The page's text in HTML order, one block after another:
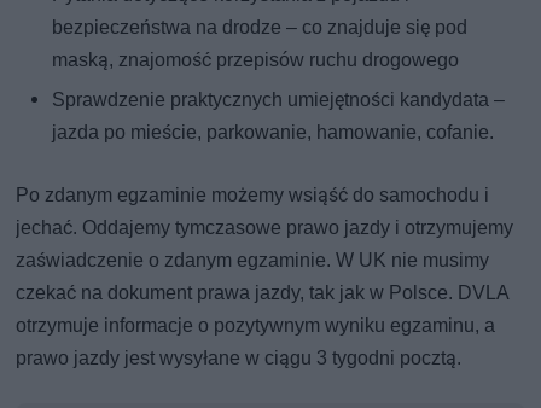
bezpieczeństwa na drodze – co znajduje się pod
maską, znajomość przepisów ruchu drogowego
Sprawdzenie praktycznych umiejętności kandydata –
jazda po mieście, parkowanie, hamowanie, cofanie.
Po zdanym egzaminie możemy wsiąść do samochodu i
jechać. Oddajemy tymczasowe prawo jazdy i otrzymujemy
zaświadczenie o zdanym egzaminie. W UK nie musimy
czekać na dokument prawa jazdy, tak jak w Polsce. DVLA
otrzymuje informacje o pozytywnym wyniku egzaminu, a
prawo jazdy jest wysyłane w ciągu 3 tygodni pocztą.